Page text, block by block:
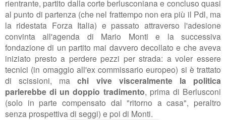
rientrante, partito dalla corte berlusconiana e concluso quasi
al punto di partenza (che nel frattempo non era più il Pdl, ma
la ridestata Forza Italia) e passato attraverso l'adesione
convinta all'agenda di Mario Monti e la successiva
fondazione di un partito mai davvero decollato e che aveva
iniziato presto a perdere pezzi per strada: a voler essere
tecnici (in omaggio all'ex commissario europeo) si è trattato
di scissioni, machi vive visceralmente la politica
parlerebbe di un doppio tradimento, prima di Berlusconi
(solo in parte compensato dal "ritorno a casa", peraltro
senza prospettiva di seggi) e poi di Monti.